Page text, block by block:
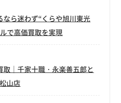
なら迷わず“くらや旭川東光
で高価買取を実現
取｜千家十職・永楽善五郎と
山店